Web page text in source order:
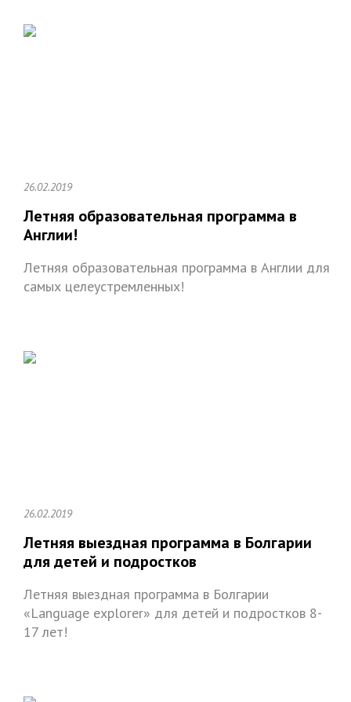
26.02.2019
Летняя образовательная программа в
Англии!
Летняя образовательная программа в Англии для
самых целеустремленных!
26.02.2019
Летняя выездная программа в Болгарии
для детей и подростков
Летняя выездная программа в Болгарии
«Language explorer» для детей и подростков 8-
17 лет!